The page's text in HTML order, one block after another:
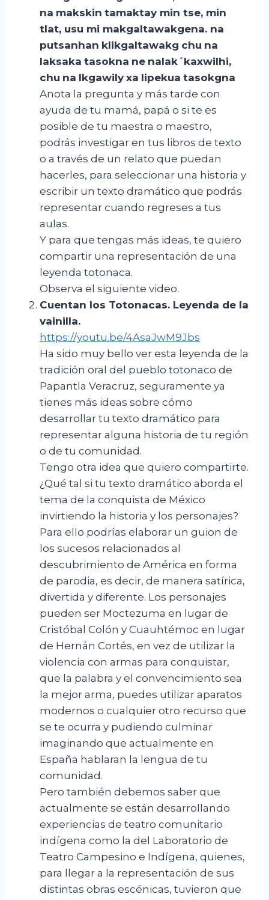
na makskin tamaktay min tse, min
tlat, usu mi makgaltawakgena. na
putsanhan klikgaltawakg chu na
laksaka tasokna ne nalak´kaxwilhi,
chu na lkgawily xa lipekua tasokgna
Anota la pregunta y más tarde con
ayuda de tu mamá, papá o si te es
posible de tu maestra o maestro,
podrás investigar en tus libros de texto
o a través de un relato que puedan
hacerles, para seleccionar una historia y
escribir un texto dramático que podrás
representar cuando regreses a tus
aulas.
Y para que tengas más ideas, te quiero
compartir una representación de una
leyenda totonaca.
Observa el siguiente video.
Cuentan los Totonacas. Leyenda de la
vainilla.
https://youtu.be/4AsaJwM9Jbs
Ha sido muy bello ver esta leyenda de la
tradición oral del pueblo totonaco de
Papantla Veracruz, seguramente ya
tienes más ideas sobre cómo
desarrollar tu texto dramático para
representar alguna historia de tu región
o de tu comunidad.
Tengo otra idea que quiero compartirte.
¿Qué tal si tu texto dramático aborda el
tema de la conquista de México
invirtiendo la historia y los personajes?
Para ello podrías elaborar un guion de
los sucesos relacionados al
descubrimiento de América en forma
de parodia, es decir, de manera satírica,
divertida y diferente. Los personajes
pueden ser Moctezuma en lugar de
Cristóbal Colón y Cuauhtémoc en lugar
de Hernán Cortés, en vez de utilizar la
violencia con armas para conquistar,
que la palabra y el convencimiento sea
la mejor arma, puedes utilizar aparatos
modernos o cualquier otro recurso que
se te ocurra y pudiendo culminar
imaginando que actualmente en
España hablaran la lengua de tu
comunidad.
Pero también debemos saber que
actualmente se están desarrollando
experiencias de teatro comunitario
indígena como la del Laboratorio de
Teatro Campesino e Indígena, quienes,
para llegar a la representación de sus
distintas obras escénicas, tuvieron que